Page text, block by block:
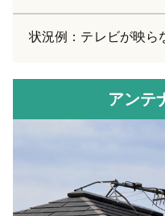
状況例：テレビが映ら
アンテ